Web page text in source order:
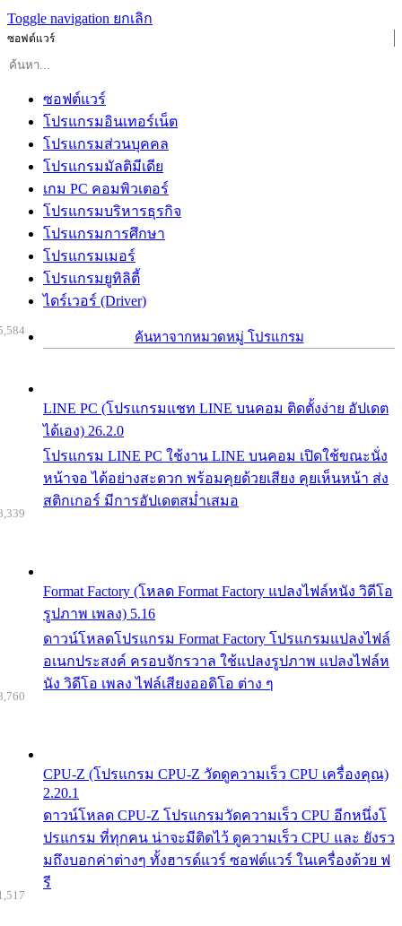
Toggle navigation ยกเลิก
ซอฟต์แวร์
ซอฟต์แวร์
โปรแกรมอินเทอร์เน็ต
โปรแกรมส่วนบุคคล
โปรแกรมมัลติมีเดีย
เกม PC คอมพิวเตอร์
โปรแกรมบริหารธุรกิจ
โปรแกรมการศึกษา
โปรแกรมเมอร์
โปรแกรมยูทิลิตี้
ไดร์เวอร์ (Driver)
ค้นหาจากหมวดหมู่ โปรแกรม
LINE PC (โปรแกรมแชท LINE บนคอม ติดตั้งง่าย อัปเดต
ได้เอง) 26.2.0
โปรแกรม LINE PC ใช้งาน LINE บนคอม เปิดใช้ขณะนั่ง
หน้าจอ ได้อย่างสะดวก พร้อมคุยด้วยเสียง คุยเห็นหน้า ส่ง
สติกเกอร์ มีการอัปเดตสม่ำเสมอ
Format Factory (โหลด Format Factory แปลงไฟล์หนัง วิดีโอ
รูปภาพ เพลง) 5.16
ดาวน์โหลดโปรแกรม Format Factory โปรแกรมแปลงไฟล์
อเนกประสงค์ ครอบจักรวาล ใช้แปลงรูปภาพ แปลงไฟล์ห
นัง วิดีโอ เพลง ไฟล์เสียงออดิโอ ต่าง ๆ
CPU-Z (โปรแกรม CPU-Z วัดดูความเร็ว CPU เครื่องคุณ)
2.20.1
ดาวน์โหลด CPU-Z โปรแกรมวัดความเร็ว CPU อีกหนึ่งโ
ปรแกรม ที่ทุกคน น่าจะมีติดไว้ ดูความเร็ว CPU และ ยังรว
มถึงบอกค่าต่างๆ ทั้งฮารด์แวร์ ซอฟต์แวร์ ในเครื่องด้วย ฟ
รี